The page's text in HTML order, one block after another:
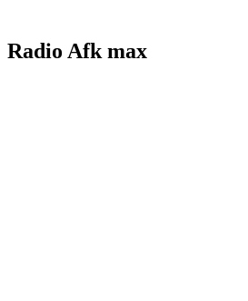
Radio Afk max